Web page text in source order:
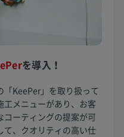
を導入！
「KeePer」を取り扱って
工メニューがあり、お客
ーティングの提案が可
て、クオリティの高い仕